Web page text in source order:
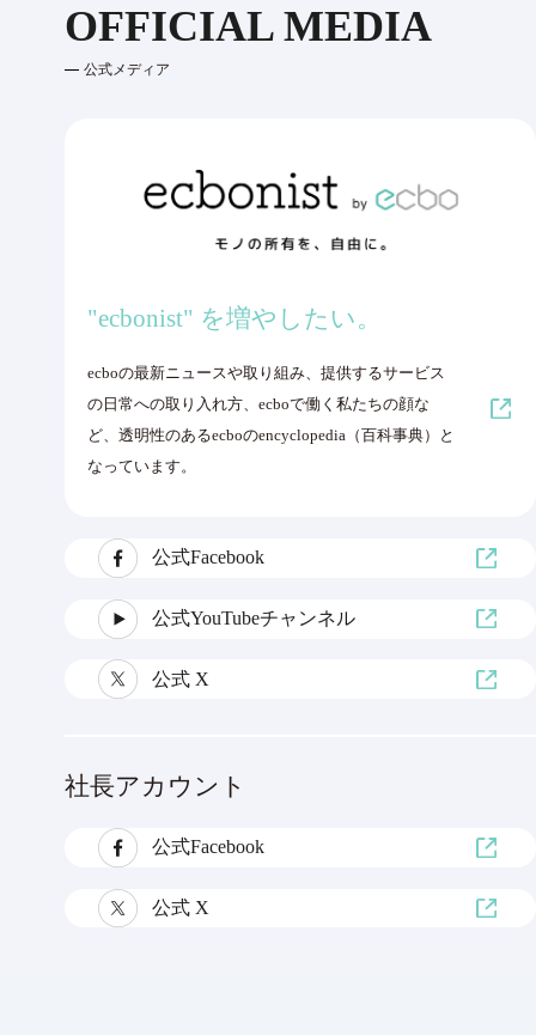
OFFICIAL MEDIA
公式メディア
"ecbonist" を増やしたい。
ecboの最新ニュースや取り組み、提供するサービス
の日常への取り入れ方、ecboで働く私たちの顔な
ど、透明性のあるecboのencyclopedia（百科事典）と
なっています。
公式Facebook
公式YouTubeチャンネル
公式 X
社長アカウント
公式Facebook
公式 X